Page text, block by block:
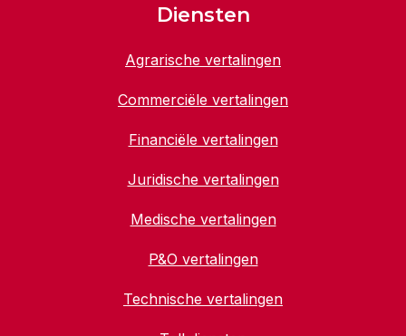
Diensten
Agrarische vertalingen
Commerciële vertalingen
Financiële vertalingen
Juridische vertalingen
Medische vertalingen
P&O vertalingen
Technische vertalingen